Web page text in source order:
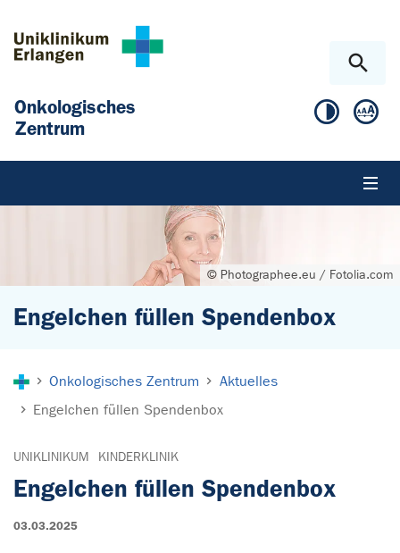
Onkologisches
Zentrum
© Photographee.eu / Fotolia.com
Engelchen füllen Spendenbox
Onkologisches Zentrum
Aktuelles
Engelchen füllen Spendenbox
UNIKLINIKUM KINDERKLINIK
Engelchen füllen Spendenbox
03.03.2025